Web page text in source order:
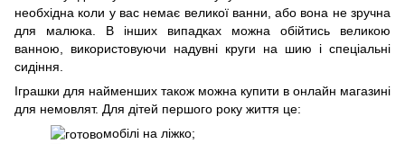
необхідна коли у вас немає великої ванни, або вона не зручна
для малюка. В інших випадках можна обійтись великою
ванною, використовуючи надувні круги на шию і спеціальні
сидіння.
Іграшки для найменших також можна купити в онлайн магазині
для немовлят. Для дітей першого року життя це:
мобілі на ліжко;